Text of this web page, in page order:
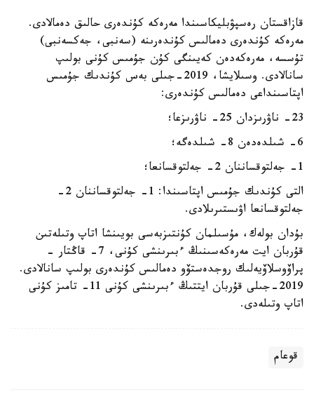
قازاقستان رەسپۋبليكاسىندا مەرەكە كۇندەرى حالىق دەمالادى.
مەرەكە كۇندەرى دەمالىس كۇندەرىنە (سەنبى، جەكسەنبى)
تۇسسە، مەرەكەدەن كەيىنگى كۇن جۇمىس كۇنى بولىپ
سانالادى. وسىلايشا، 2019-جىلى بەس كۇندىك جۇمىس
اپتاسىنداعى دەمالىس كۇندەرى:
23- ناۋرىزدان 25- ناۋرىزعا؛
6- شىلدەدەن 8- شىلدەگە؛
1- جەلتوقساننان 2- جەلتوقسانعا؛
التى كۇندىك جۇمىس اپتاسىندا: 1- جەلتوقساننان 2-
جەلتوقسانعا اۋىستىرىلادى.
بۇدان بولەك، مۇسىلمان كۇنتىزبەسى بويىنشا اتاپ وتىلەتىن
قۇربان ايت مەرەكەسىنىڭ ءبىرىنشى كۇنى، 7- قاڭتار -
پراۆوسلاۆيەلىك روجدەستۆو دەمالىس كۇندەرى بولىپ سانالادى.
2019-جىلى قۇربان ايتتىڭ ءبىرىنشى كۇنى 11- تامىز كۇنى
اتاپ وتىلەدى.
قوعام